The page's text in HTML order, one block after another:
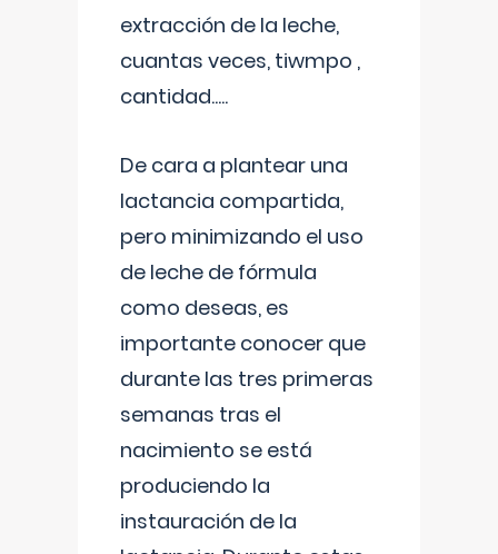
extracción de la leche,
cuantas veces, tiwmpo ,
cantidad.....
De cara a plantear una
lactancia compartida,
pero minimizando el uso
de leche de fórmula
como deseas, es
importante conocer que
durante las tres primeras
semanas tras el
nacimiento se está
produciendo la
instauración de la